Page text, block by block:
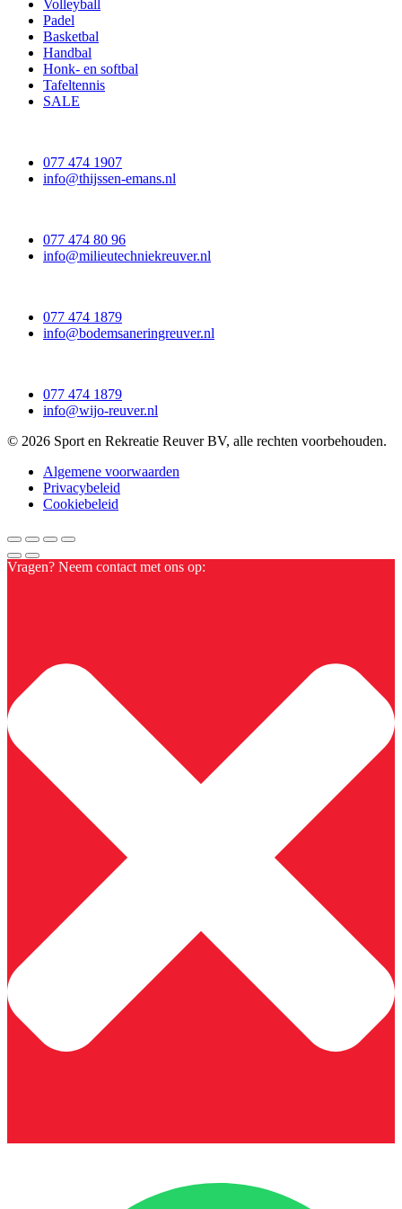
Volleyball
Padel
Basketbal
Handbal
Honk- en softbal
Tafeltennis
SALE
077 474 1907
info@thijssen-emans.nl
077 474 80 96
info@milieutechniekreuver.nl
077 474 1879
info@bodemsaneringreuver.nl
077 474 1879
info@wijo-reuver.nl
© 2026 Sport en Rekreatie Reuver BV, alle rechten voorbehouden.
Algemene voorwaarden
Privacybeleid
Cookiebeleid
Vragen? Neem contact met ons op: